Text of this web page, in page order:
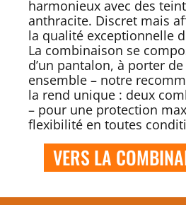
harmonieux avec des
anthracite. Discret mais
la qualité exceptionnelle
La combinaison se
d’un pantalon, à porter
ensemble – notre
la rend unique : deux
– pour une protection
flexibilité en toutes
VERS LA